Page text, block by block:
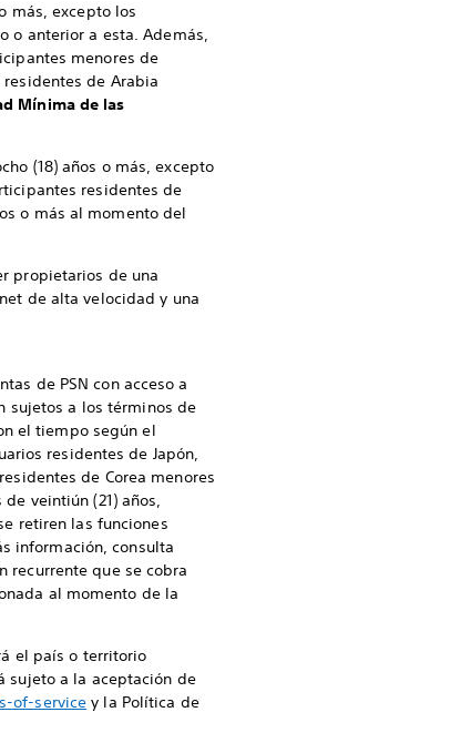
más, excepto los
o anterior a esta. Además,
menores de
residentes de Arabia
Mínima de las
(18) años o más, excepto
residentes de
o más al momento del
propietarios de una
de alta velocidad y una
de PSN con acceso a
sujetos a los términos de
el tiempo según el
residentes de Japón,
de Corea menores
veintiún (21) años,
retiren las funciones
información, consulta
recurrente que se cobra
al momento de la
el país o territorio
sujeto a la aceptación de
of-service y la Política de